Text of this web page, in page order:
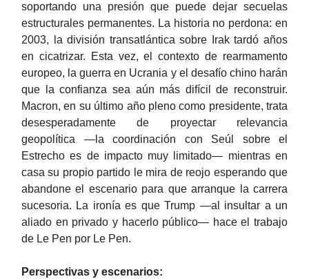
soportando una presión que puede dejar secuelas
estructurales permanentes. La historia no perdona: en
2003, la división transatlántica sobre Irak tardó años
en cicatrizar. Esta vez, el contexto de rearmamento
europeo, la guerra en Ucrania y el desafío chino harán
que la confianza sea aún más difícil de reconstruir.
Macron, en su último año pleno como presidente, trata
desesperadamente de proyectar relevancia
geopolítica —la coordinación con Seúl sobre el
Estrecho es de impacto muy limitado— mientras en
casa su propio partido le mira de reojo esperando que
abandone el escenario para que arranque la carrera
sucesoria. La ironía es que Trump —al insultar a un
aliado en privado y hacerlo público— hace el trabajo
de Le Pen por Le Pen.
Perspectivas y escenarios: